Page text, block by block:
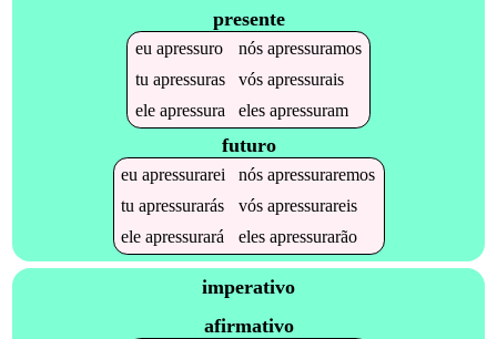
presente
eu apressuro nós apressuramos
tu apressuras vós apressurais
ele apressura eles apressuram
futuro
euapressurarei nósapressuraremos
tuapressurarás vósapressurareis
eleapressurará elesapressurarão
imperativo
afirmativo